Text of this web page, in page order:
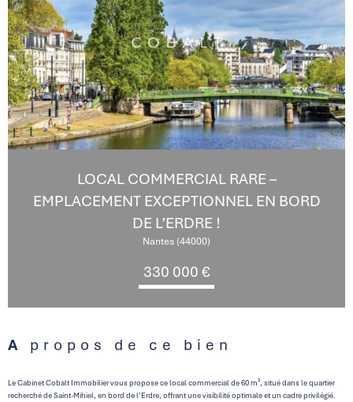
LOCAL COMMERCIAL RARE –
EMPLACEMENT EXCEPTIONNEL EN BORD
DE L’ERDRE !
Nantes (44000)
330 000 €
A propos de ce bien
Le Cabinet Cobalt Immobilier vous propose ce local commercial de 60 m², situé dans le quartier
recherché de Saint-Mihiel, en bord de l’Erdre, offrant une visibilité optimale et un cadre privilégié.